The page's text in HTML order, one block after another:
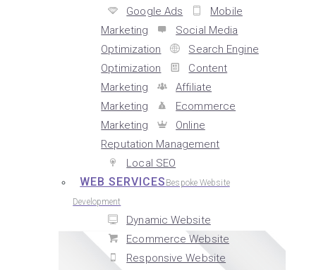
Google Ads
Mobile
Marketing
Social Media
Optimization
Search Engine
Optimization
Content
Marketing
Affiliate
Marketing
Ecommerce
Marketing
Online
Reputation Management
Local SEO
WEB SERVICES Bespoke Website
Development
Dynamic Website
Ecommerce Website
Responsive Website